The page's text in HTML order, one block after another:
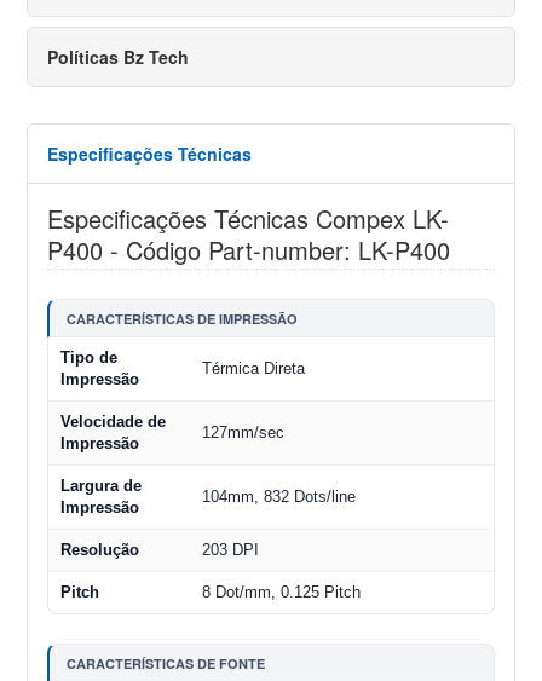
Políticas Bz Tech
Especificações Técnicas
Especificações Técnicas Compex LK-
P400 - Código Part-number: LK-P400
CARACTERÍSTICAS DE IMPRESSÃO
Tipo de
Impressão
Térmica Direta
Velocidade de
Impressão
127mm/sec
Largura de
Impressão
104mm, 832 Dots/line
Resolução 203 DPI
Pitch 8 Dot/mm, 0.125 Pitch
CARACTERÍSTICAS DE FONTE